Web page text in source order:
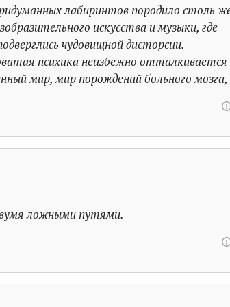
лабиринтов породило столь
искусства и музыки, где
чудовищной дисторсии.
психика неизбежно отталкивается
мир, мир порождений больного мозга,
ложными путями.